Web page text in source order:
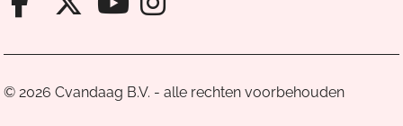
© 2026 Cvandaag B.V. - alle rechten voorbehouden